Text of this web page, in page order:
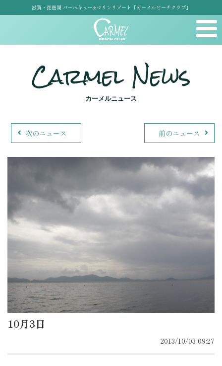
滋賀・琵琶湖 バーベキュー&マリンリゾート「カーメルビーチクラブ」
Carmel News
カーメルニュース
次のニュース 前のニュース
10月3日
2013/10/03 09:27